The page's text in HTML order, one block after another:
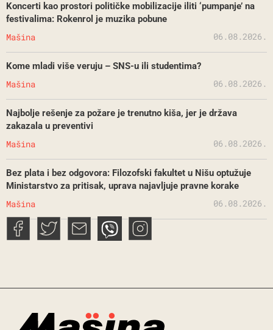
Koncerti kao prostori političke mobilizacije iliti ‘pumpanje’ na
festivalima: Rokenrol je muzika pobune
Mašina 06.08.2026.
Kome mladi više veruju – SNS-u ili studentima?
Mašina 06.08.2026.
Najbolje rešenje za požare je trenutno kiša, jer je država
zakazala u preventivi
Mašina 06.08.2026.
Bez plata i bez odgovora: Filozofski fakultet u Nišu optužuje
Ministarstvo za pritisak, uprava najavljuje pravne korake
Mašina 06.08.2026.